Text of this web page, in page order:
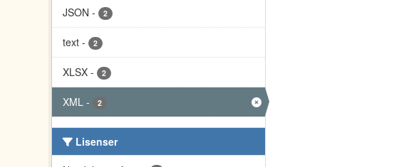
JSON - 2
text - 2
XLSX - 2
XML - 2
Lisenser